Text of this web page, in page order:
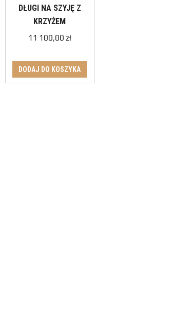
DŁUGI NA SZYJĘ Z
KRZYŻEM
11 100,00 zł
DODAJ DO KOSZYKA